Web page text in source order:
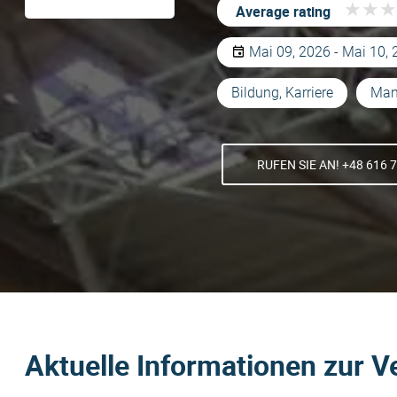
Average rating ★ ★ ★
★ ★ ★
Mai 09, 2026 - Mai 10,
Bildung, Karriere
RUFEN SIE AN! +48 616
Aktuelle Informationen zur